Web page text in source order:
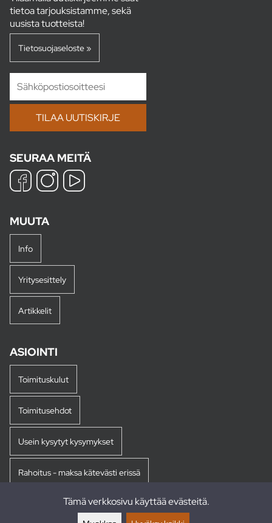
tietoa tarjouksistamme, sekä
uusista tuotteista!
Tietosuojaseloste »
SEURAA MEITÄ
MUUTA
Info
Yritysesittely
Artikkelit
ASIOINTI
Toimituskulut
Toimitusehdot
Usein kysytyt kysymykset
Rahoitus - maksa kätevästi erissä
Tämä verkkosivu käyttää evästeitä.